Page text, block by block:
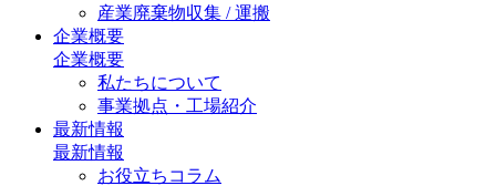
産業廃棄物収集 / 運搬
企業概要
企業概要
私たちについて
事業拠点・工場紹介
最新情報
最新情報
お役立ちコラム